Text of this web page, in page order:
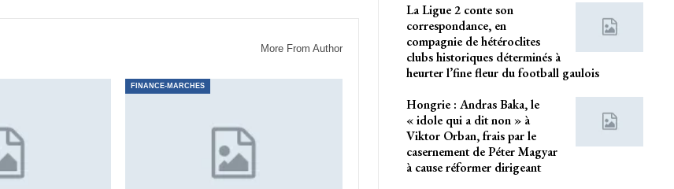
More From Author
FINANCE-MARCHES
La Ligue 2 conte son
correspondance, en
compagnie de hétéroclites
clubs historiques déterminés à
heurter l’fine fleur du football gaulois
Hongrie : Andras Baka, le
« idole qui a dit non » à
Viktor Orban, frais par le
casernement de Péter Magyar
à cause réformer dirigeant